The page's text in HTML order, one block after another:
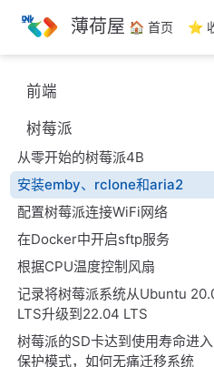
跳
主
要
內
容
薄荷屋 🏠 首页 ⭐
前端
树莓派
从零开始的树莓派4B
安装emby、rclone和aria2
配置树莓派连接WiFi网络
在Docker中开启sftp服务
根据CPU温度控制风扇
记录将树莓派系统从Ubuntu
LTS升级到22.04 LTS
树莓派的SD卡达到使用寿命进
保护模式，如何无痛迁移系统